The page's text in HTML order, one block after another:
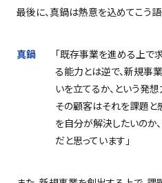
最後に、真鍋は熱意を込めてこう語
真鍋
「既存事業を進める上で
る能力とは逆で、新規事
いを立てるか、という発
その顧客はそれを課題と
を自分が解決したいのか
だと思っています」